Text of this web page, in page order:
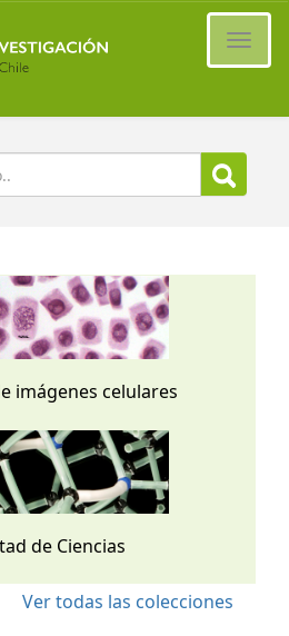
imágenes celulares
de Ciencias
Ver todas las colecciones